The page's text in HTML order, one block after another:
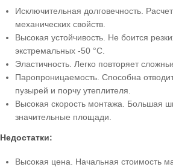
Исключительная долговечность.
механических свойств.
Высокая устойчивость. Не боится
экстремальных -50 °C.
Эластичность. Легко повторяет
Паропроницаемость. Способна
пузырей и порчу утеплителя.
Высокая скорость монтажа. Большая
значительные площади.
Недостатки:
Высокая цена. Начальная стоимость